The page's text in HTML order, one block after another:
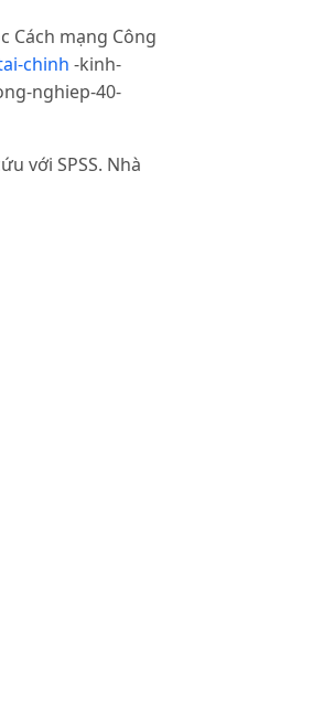
Cách mạng Công
chinh -kinh-
nghiep-40-
với SPSS. Nhà